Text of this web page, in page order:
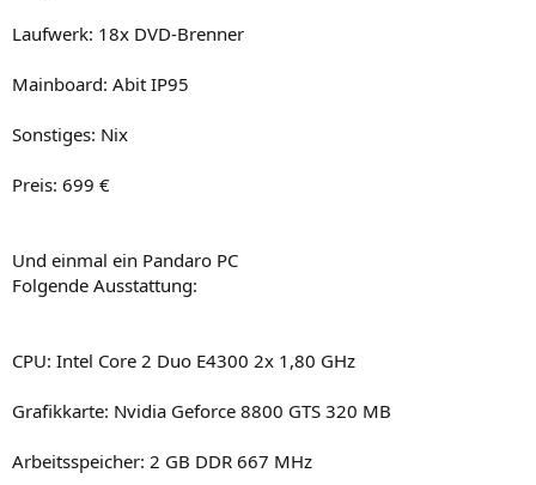
Laufwerk: 18x DVD-Brenner
Mainboard: Abit IP95
Sonstiges: Nix
Preis: 699 €
Und einmal ein Pandaro PC
Folgende Ausstattung:
CPU: Intel Core 2 Duo E4300 2x 1,80 GHz
Grafikkarte: Nvidia Geforce 8800 GTS 320 MB
Arbeitsspeicher: 2 GB DDR 667 MHz